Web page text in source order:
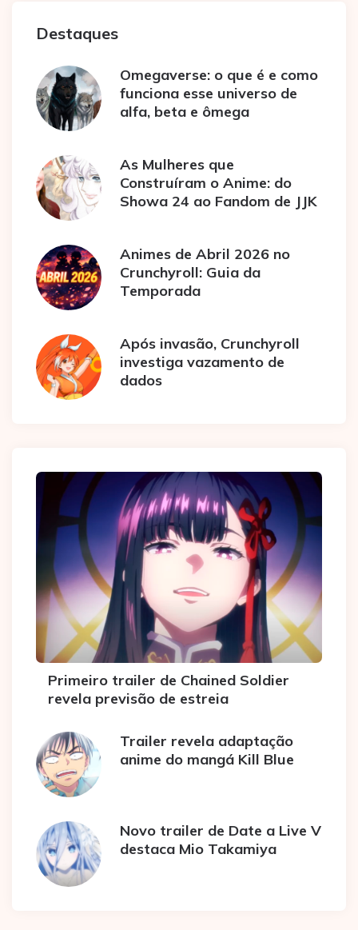
Destaques
Omegaverse: o que é e como
funciona esse universo de
alfa, beta e ômega
As Mulheres que
Construíram o Anime: do
Showa 24 ao Fandom de JJK
Animes de Abril 2026 no
Crunchyroll: Guia da
Temporada
Após invasão, Crunchyroll
investiga vazamento de
dados
Primeiro trailer de Chained Soldier
revela previsão de estreia
Trailer revela adaptação
anime do mangá Kill Blue
Novo trailer de Date a Live V
destaca Mio Takamiya